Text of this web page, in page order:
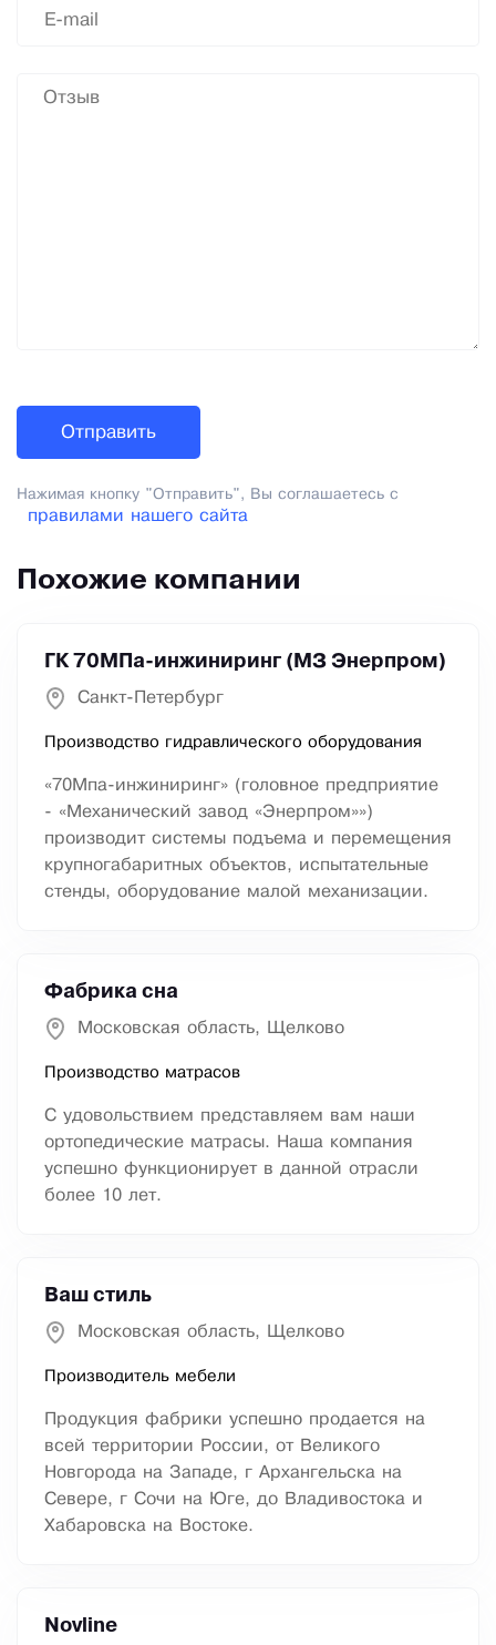
Нажимая кнопку "Отправить", Вы соглашаетесь с
правилами нашего сайта
Похожие компании
ГК 70МПа-инжиниринг (МЗ Энерпром)
Санкт-Петербург
Производство гидравлического оборудования
«70Мпа-инжиниринг» (головное предприятие
- «Механический завод «Энерпром»»)
производит системы подъема и перемещения
крупногабаритных объектов, испытательные
стенды, оборудование малой механизации.
Фабрика сна
Московская область, Щелково
Производство матрасов
С удовольствием представляем вам наши
ортопедические матрасы. Наша компания
успешно функционирует в данной отрасли
более 10 лет.
Ваш стиль
Московская область, Щелково
Производитель мебели
Продукция фабрики успешно продается на
всей территории России, от Великого
Новгорода на Западе, г Архангельска на
Севере, г Сочи на Юге, до Владивостока и
Хабаровска на Востоке.
Novline